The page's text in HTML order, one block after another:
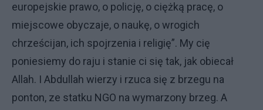
europejskie prawo, o policję, o ciężką pracę, o
miejscowe obyczaje, o naukę, o wrogich
chrześcijan, ich spojrzenia i religię”. My cię
poniesiemy do raju i stanie ci się tak, jak obiecał
Allah. I Abdullah wierzy i rzuca się z brzegu na
ponton, ze statku NGO na wymarzony brzeg. A